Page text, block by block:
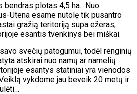
bendras plotas 4,5 ha. Nuo
Utena esame nutolę tik pusantro
gražią teritoriją supa ežeras,
esantis tvenkinys bei miškai.
svečių patogumui, todėl renginių
atskirai nuo namų ar namelių
esantys statiniai yra vienodos
vykdome jau beveik 20 metų ir